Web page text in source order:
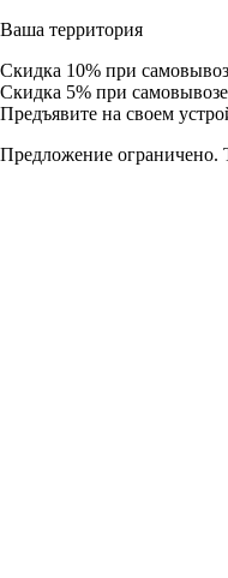
Ваша территория
Скидка 10% при
Скидка 5% при
Предъявите на своем
Предложение ограничено.